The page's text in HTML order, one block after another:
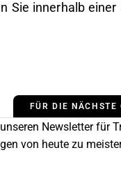
Sie innerhalb
FÜR DIE NÄCHSTE
Newsletter für
von heute zu